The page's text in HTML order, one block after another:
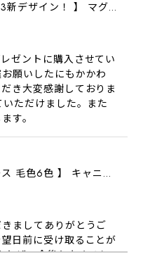
【 コーギー 2023新デザイン！ 】 マグカップ お家用 プレゼント 犬 うちの子 犬グッズ ギフト
ゼントに購入させてい
願いしたにもかかわ
き大変感謝しておりま
ただけました。また
す。
【 チワワ スムース 毛色6色 】 キャニスター 保存容器 お家用 プレゼント 犬 ペット うちの子 犬グッズ
ましてありがとうご
日前に受け取ることが
たぜひ今後ともよろし